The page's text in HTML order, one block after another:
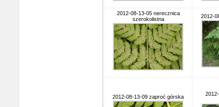
2012-08-13-05 nerecznica
szerokolistna
2012-
2012-08-13-09 zaproć górska